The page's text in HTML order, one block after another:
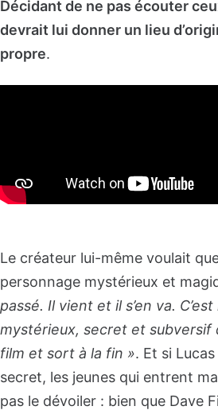
Décidant de ne pas écouter
devrait lui donner un lieu
propre.
Le créateur lui-même voulait
personnage mystérieux et
passé. Il vient et il s’en va. C’est
mystérieux, secret et subversif
film et sort à la fin ». Et si
secret, les jeunes qui entrent
pas le dévoiler : bien que Dave